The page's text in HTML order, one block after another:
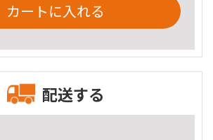
カートに入れる
配送する